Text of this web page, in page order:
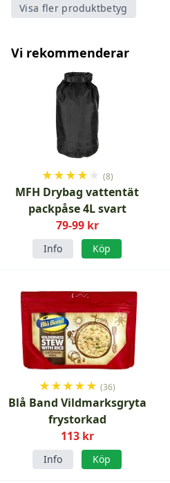
Visa fler produktbetyg
Vi rekommenderar
★★★★ ★ (8)
MFH Drybag vattentät
packpåse 4L svart
79-99 kr
Info Köp
★★★★★ (36)
Blå Band Vildmarksgryta
frystorkad
113 kr
Info Köp